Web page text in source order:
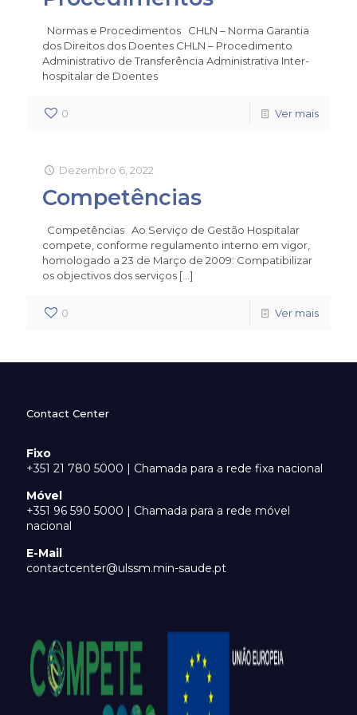
Normas e Procedimentos CHLN – Norma Garantia
dos Direitos dos Doentes CHLN – Procedimento
Administrativo de Transferência Administrativa Inter-
hospitalar de Doentes
0 Ver mais
Dezembro 6, 2022
Competências
Competências Ao Serviço de Gestão Hospitalar
compete, conforme regulamento interno em vigor,
homologado a 23 de Março de 2009: Compatibilizar
os objectivos dos serviços […]
0 Ver mais
Contact Center
Fixo
+351 21 780 5000 | Chamada para a rede fixa nacional
Móvel
+351 96 590 5000 | Chamada para a rede móvel
nacional
E-Mail
contactcenter@ulssm.min-saude.pt